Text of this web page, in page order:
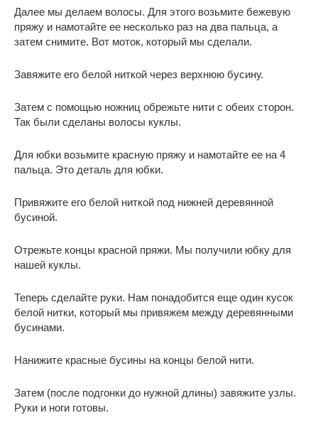
Далее мы делаем волосы. Для этого возьмите бежевую
пряжу и намотайте ее несколько раз на два пальца, а
затем снимите. Вот моток, который мы сделали.
Завяжите его белой ниткой через верхнюю бусину.
Затем с помощью ножниц обрежьте нити с обеих сторон.
Так были сделаны волосы куклы.
Для юбки возьмите красную пряжу и намотайте ее на 4
пальца. Это деталь для юбки.
Привяжите его белой ниткой под нижней деревянной
бусиной.
Отрежьте концы красной пряжи. Мы получили юбку для
нашей куклы.
Теперь сделайте руки. Нам понадобится еще один кусок
белой нитки, который мы привяжем между деревянными
бусинами.
Нанижите красные бусины на концы белой нити.
Затем (после подгонки до нужной длины) завяжите узлы.
Руки и ноги готовы.